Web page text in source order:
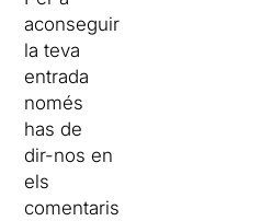
aconseguir
la teva
entrada
només
has de
dir-nos en
els
comentaris